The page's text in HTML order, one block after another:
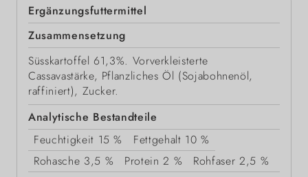
Ergänzungsfuttermittel
Zusammensetzung
Süsskartoffel 61,3%. Vorverkleisterte
Cassavastärke, Pflanzliches Öl (Sojabohnenöl,
raffiniert), Zucker.
Analytische Bestandteile
Feuchtigkeit 15 % Fettgehalt 10 %
Rohasche 3,5 % Protein 2 % Rohfaser 2,5 %